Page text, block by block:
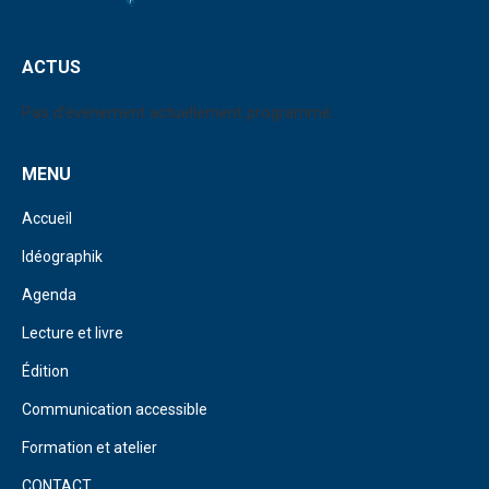
ACTUS
Pas d'événement actuellement programmé.
MENU
Accueil
Idéographik
Agenda
Lecture et livre
Édition
Communication accessible
Formation et atelier